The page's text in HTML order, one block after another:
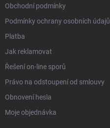
Obchodní podmínky
Podmínky ochrany osobních údajů
Platba
Jak reklamovat
Řešení on-line sporů
Právo na odstoupení od smlouvy
Obnovení hesla
Moje objednávka